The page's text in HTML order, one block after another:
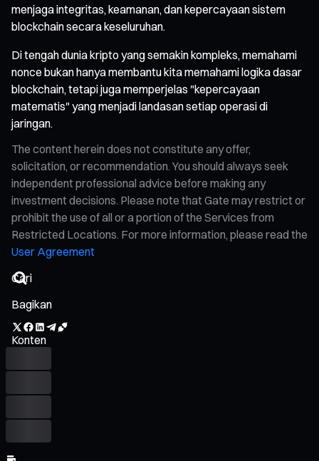
menjaga integritas, keamanan, dan kepercayaan sistem
blockchain secara keseluruhan.
Di tengah dunia kripto yang semakin kompleks, memahami
nonce bukan hanya membantu kita memahami logika dasar
blockchain, tetapi juga memperjelas "kepercayaan
matematis" yang menjadi landasan setiap operasi di
jaringan.
The content herein does not constitute any offer,
solicitation, or recommendation. You should always seek
independent professional advice before making any
investment decisions. Please note that Gate may restrict or
prohibit the use of all or a portion of the Services from
Restricted Locations. For more information, please read the
User Agreement
Bagikan
Konten